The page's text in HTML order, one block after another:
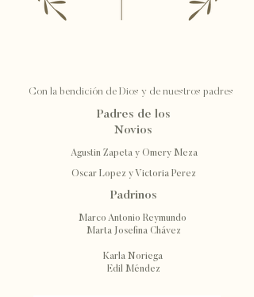
Con la bendición de Dios y de nuestros padres
Padres de los
Novios
Agustin Zapeta y Omery Meza
Oscar Lopez y Victoria Perez
Padrinos
Marco Antonio Reymundo
Marta Josefina Chávez
Karla Noriega
Edil Méndez